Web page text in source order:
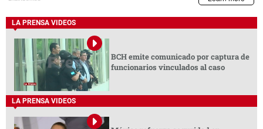
LA PRENSA VIDEOS
BCH emite comunicado por captura de
funcionarios vinculados al caso
LA PRENSA VIDEOS